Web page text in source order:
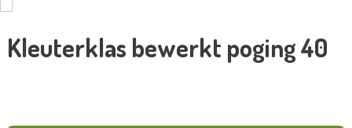
Kleuterklas bewerkt poging 40